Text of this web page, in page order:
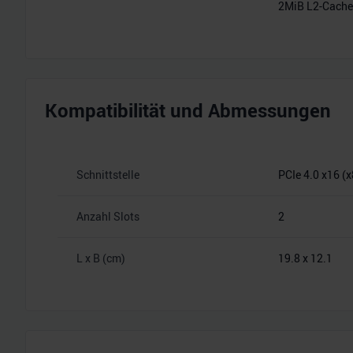
2MiB L2-Cache
Kompatibilität und Abmessungen
Schnittstelle PCIe 4.0 x16
Anzahl Slots 2
L x B (cm) 19.8 x 12.1